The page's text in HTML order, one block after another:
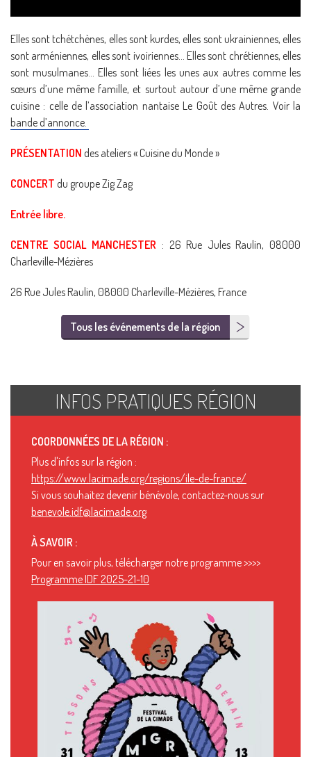
Elles sont tchétchènes, elles sont kurdes, elles sont ukrainiennes, elles
sont arméniennes, elles sont ivoiriennes… Elles sont chrétiennes, elles
sont musulmanes… Elles sont liées les unes aux autres comme les
sœurs d’une même famille, et surtout autour d’une même grande
cuisine : celle de l’association nantaise Le Goût des Autres. Voir la
bande d’annonce.
PRÉSENTATION des ateliers « Cuisine du Monde »
CONCERT du groupe Zig Zag
Entrée libre.
CENTRE SOCIAL MANCHESTER : 26 Rue Jules Raulin, 08000
Charleville-Mézières
26 Rue Jules Raulin, 08000 Charleville-Mézières, France
Tous les événements de la région
INFOS PRATIQUES RÉGION
COORDONNÉES DE LA RÉGION :
Plus d'infos sur la région :
https://www.lacimade.org/regions/ile-de-france/
Si vous souhaitez devenir bénévole, contactez-nous sur
benevole.idf@lacimade.org
À SAVOIR :
Pour en savoir plus, télécharger notre programme >>>>
Programme IDF 2025-21-10